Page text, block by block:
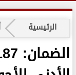
الرئيسية